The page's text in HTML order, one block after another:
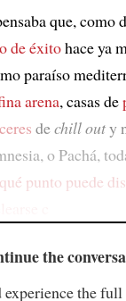
que, como
de éxitohace ya
paraíso
arena, casas de
dechill outy
o Pachá,
punto puede
the
experience the